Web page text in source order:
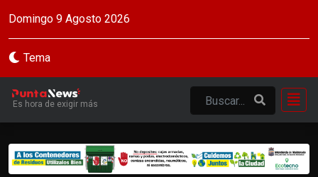
Domingo 9 Agosto 2026
Tema
Es hora de exigir más